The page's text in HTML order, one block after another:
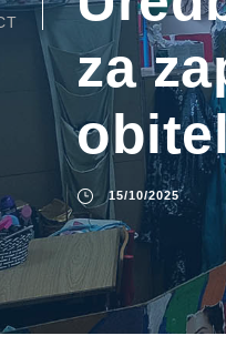
za
15/10/2025